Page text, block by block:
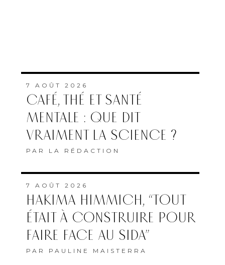
7 AOÛT 2026
CAFÉ, THÉ ET SANTÉ
MENTALE : QUE DIT
VRAIMENT LA SCIENCE ?
PAR LA RÉDACTION
7 AOÛT 2026
HAKIMA HIMMICH, “TOUT
ÉTAIT À CONSTRUIRE POUR
FAIRE FACE AU SIDA”
PAR PAULINE MAISTERRA